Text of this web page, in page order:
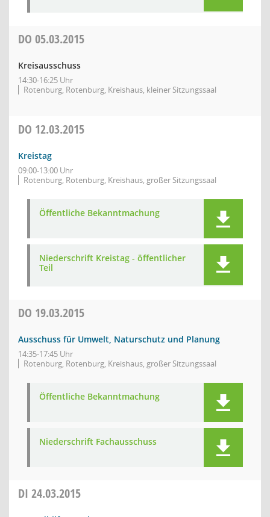
DO 05.03.2015
Kreisausschuss
14:30-16:25 Uhr
Rotenburg, Rotenburg, Kreishaus, kleiner Sitzungssaal
DO 12.03.2015
Kreistag
09:00-13:00 Uhr
Rotenburg, Rotenburg, Kreishaus, großer Sitzungssaal
Öffentliche Bekanntmachung
Niederschrift Kreistag - öffentlicher
Teil
DO 19.03.2015
Ausschuss für Umwelt, Naturschutz und Planung
14:35-17:45 Uhr
Rotenburg, Rotenburg, Kreishaus, großer Sitzungssaal
Öffentliche Bekanntmachung
Niederschrift Fachausschuss
DI 24.03.2015